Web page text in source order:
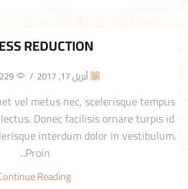
REDUCTION
أبريل 17, 2017 /
vel metus nec, scelerisque tempus
Donec facilisis ornare turpis id
interdum dolor in vestibulum.
Proin...
Reading